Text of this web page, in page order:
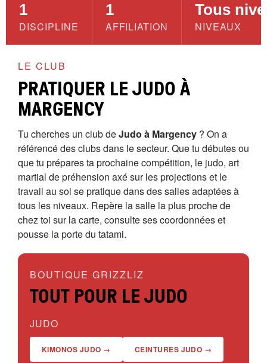
1
DISCIPLINE
1
AFFILIATION
Tous
NIVEAUX
LE CLUB
PRATIQUER LE JUDO À
MARGENCY
Tu cherches un club deJudo à Margency ? On a
référencé des clubs dans le secteur. Que tu débutes ou
que tu prépares ta prochaine compétition, le judo, art
martial de préhension axé sur les projections et le
travail au sol se pratique dans des salles adaptées à
tous les niveaux. Repère la salle la plus proche de
chez toi sur la carte, consulte ses coordonnées et
pousse la porte du tatami.
BOUTIQUE GRIZZLIZ
TOUT POUR LE JUDO
JUDO
KIMONOS JUDO → CEINTURES JUDO →